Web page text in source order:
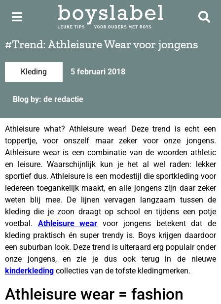
#Trend: Athleisure Wear voor jongens
Kleding 5 februari 2018
Blog by: de redactie
Athleisure what? Athleisure wear! Deze trend is echt een
toppertje, voor onszelf maar zeker voor onze jongens.
Athleisure wear is een combinatie van de woorden athletic
en leisure. Waarschijnlijk kun je het al wel raden: lekker
sportief dus. Athleisure is een modestijl die sportkleding voor
iedereen toegankelijk maakt, en alle jongens zijn daar zeker
weten blij mee. De lijnen vervagen langzaam tussen de
kleding die je zoon draagt op school en tijdens een potje
voetbal. Athleisure wear voor jongens betekent dat de
kleding praktisch én super trendy is. Boys krijgen daardoor
een suburban look. Deze trend is uiteraard erg populair onder
onze jongens, en zie je dus ook terug in de nieuwe
kinderkleding collecties van de tofste kledingmerken.
Athleisure wear = fashion